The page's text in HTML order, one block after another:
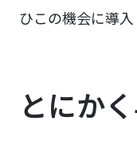
ひこの機会に導
とにか